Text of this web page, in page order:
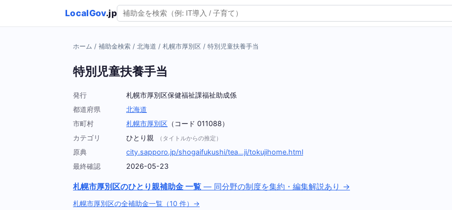
LocalGov.jp
ホーム / 補助金検索 / 北海道 / 札幌市厚別区 / 特別児童扶養手当
特別児童扶養手当
発行
札幌市厚別区保健福祉課福祉助成係
都道府県
北海道
市町村
札幌市厚別区 （コード 011088）
カテゴリ
ひとり親 （タイトルからの推定）
原典
city.sapporo.jp/shogaifukushi/tea…ji/tokujihome.html
最終確認
2026-05-23
札幌市厚別区のひとり親補助金 一覧 — 同分野の制度を集約・編集解説あり →
札幌市厚別区の全補助金一覧（10 件）→